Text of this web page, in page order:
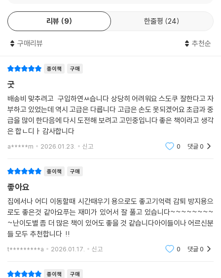
리뷰 9 한줄평 24
구매리뷰 추천순
종이책 구매
굿
배송비 맞추려고 구입하연ㅆ습니다 상당히 어려워요 스도쿠 잘한다고 자
부하고 있었는데 역시 고급은 다릅니다 고급은 손도 못되겠어요 초급과 중
급을 많이 한다음에 다시 도전해 보려고 고민중입니다 좋은 책이라고 생각
은 합ㄴ디ㅏ 감사합니다
a*****m 2026.01.23. 신고 0 댓글0
종이책 구매
좋아요
집에서나 어디 이동할때 시간때우기 용으로도 좋고기억력 감퇴 방지용으
로도 좋은것 같아요푸는 재미가 있어서 잘 풀고 있습니다~~~~~~~~
~난이도별 좀 더 많은 책이 있어도 좋을 것 같습니다아이들이나 어르신분
들 모두 추천합니다 !!
t*********a 2026.01.17. 신고 0 댓글0
종이책 구매